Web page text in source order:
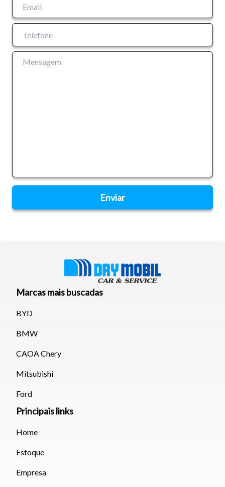
Para aumentar ou diminuir a fonte em nosso site, utilize os
atalhos Ctrl+ (para aumentar) e Ctrl- (para diminuir) no seu
teclado.
Marcas mais buscadas
BYD
BMW
CAOA Chery
Mitsubishi
Ford
Principais links
Home
Estoque
Empresa